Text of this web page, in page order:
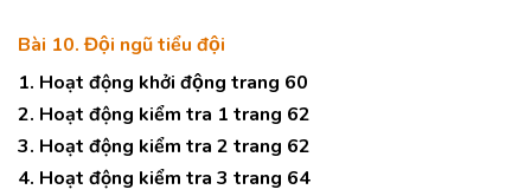
Bài 10. Đội ngũ tiểu đội
1. Hoạt động khởi động trang 60
2. Hoạt động kiểm tra 1 trang 62
3. Hoạt động kiểm tra 2 trang 62
4. Hoạt động kiểm tra 3 trang 64